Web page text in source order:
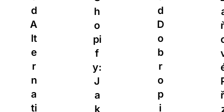
H
O
Pi
F
Y:
J
A
K
D
D
O
B
R
O
P
I
A
Ň
O
V
É
P
Ři
Z